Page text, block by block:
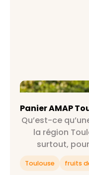
Panier AMAP
Panier AMAP
Qu’est-ce
la région
surtout,
Toulouse fruits